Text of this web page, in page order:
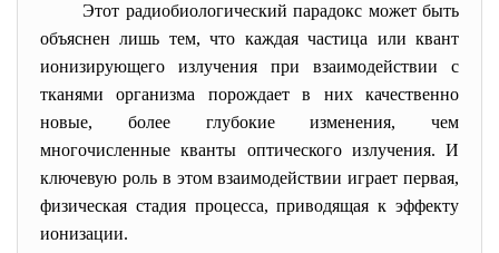
Этот радиобиологический парадокс может быть
объяснен лишь тем, что каждая частица или квант
ионизирующего излучения при взаимодействии с
тканями организма порождает в них качественно
новые, более глубокие изменения, чем
многочисленные кванты оптического излучения. И
ключевую роль в этом взаимодействии играет первая,
физическая стадия процесса, приводящая к эффекту
ионизации.